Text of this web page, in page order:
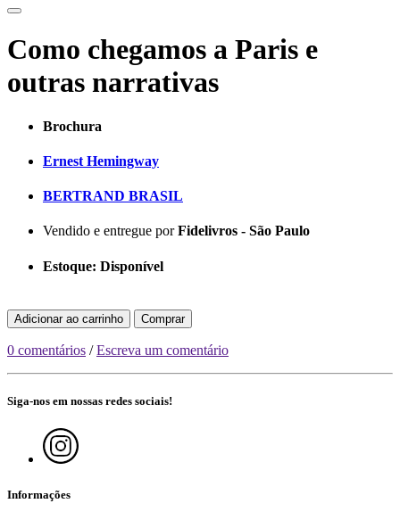
Como chegamos a Paris e
outras narrativas
Brochura
Ernest Hemingway
BERTRAND BRASIL
Vendido e entregue porFidelivros - São Paulo
Estoque: Disponível
Adicionar ao carrinho Comprar
0 comentários /Escreva um comentário
Siga-nos em nossas redes sociais!
Informações